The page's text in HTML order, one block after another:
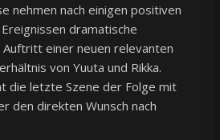
nehmen nach einigen positiven
dramatische
einer neuen relevanten
von Yuuta und Rikka.
die letzte Szene der Folge mit
den direkten Wunsch nach